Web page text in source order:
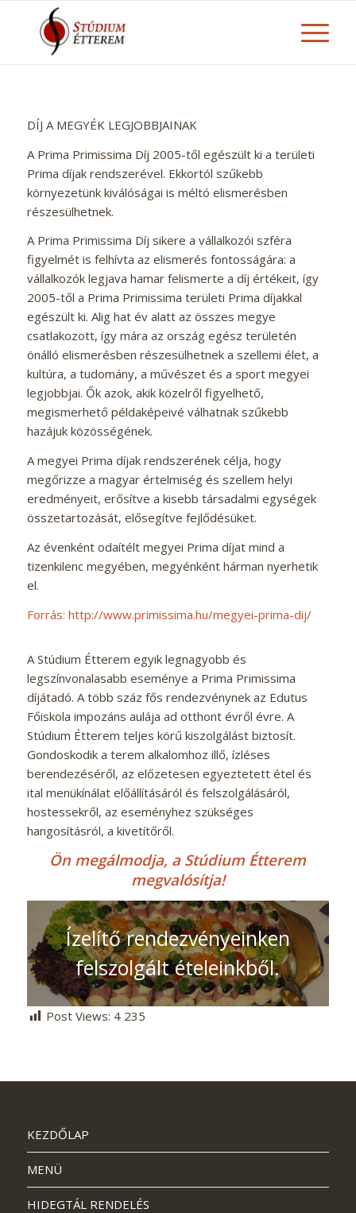
DÍJ A MEGYÉK LEGJOBBJAINAK
A Prima Primissima Díj 2005-től egészült ki a területi
Prima díjak rendszerével. Ekkortól szűkebb
környezetünk kiválóságai is méltó elismerésben
részesülhetnek.
A Prima Primissima Díj sikere a vállalkozói szféra
figyelmét is felhívta az elismerés fontosságára: a
vállalkozók legjava hamar felismerte a díj értékeit, így
2005-től a Prima Primissima területi Prima díjakkal
egészült ki. Alig hat év alatt az összes megye
csatlakozott, így mára az ország egész területén
önálló elismerésben részesülhetnek a szellemi élet, a
kultúra, a tudomány, a művészet és a sport megyei
legjobbjai. Ők azok, akik közelről figyelhető,
megismerhető példaképeivé válhatnak szűkebb
hazájuk közösségének.
A megyei Prima díjak rendszerének célja, hogy
megőrizze a magyar értelmiség és szellem helyi
eredményeit, erősítve a kisebb társadalmi egységek
összetartozását, elősegítve fejlődésüket.
Az évenként odaítélt megyei Prima díjat mind a
tizenkilenc megyében, megyénként hárman nyerhetik
el.
Forrás: http://www.primissima.hu/megyei-prima-dij/
A Stúdium Étterem egyik legnagyobb és
legszínvonalasabb eseménye a Prima Primissima
díjátadó. A több száz fős rendezvénynek az Edutus
Főiskola impozáns aulája ad otthont évről évre. A
Stúdium Étterem teljes körű kiszolgálást biztosít.
Gondoskodik a terem alkalomhoz illő, ízléses
berendezéséről, az előzetesen egyeztetett étel és
ital menükínálat előállításáról és felszolgálásáról,
hostessekről, az eseményhez szükséges
hangosításról, a kivetítőről.
Ön megálmodja, a Stúdium Étterem
megvalósítja!
Ízelítő rendezvényeinken
felszolgált ételeinkből.
Post Views: 4 235
KEZDŐLAP
MENÜ
HIDEGTÁL RENDELÉS